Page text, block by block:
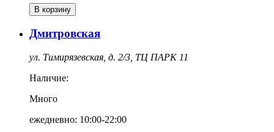
В корзину
Дмитровская
ул. Тимирязевская, д. 2/3, ТЦ ПАРК 11
Наличие:
Много
ежедневно: 10:00-22:00